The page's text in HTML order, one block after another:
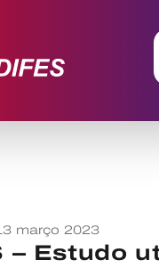
março 2023
– Estudo